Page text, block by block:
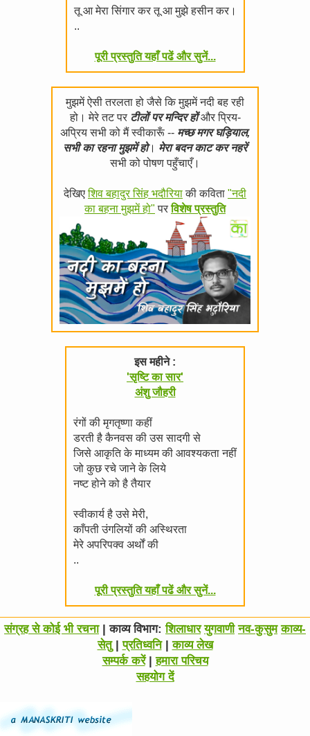
तू आ मेरा सिंगार कर तू आ मुझे हसीन कर।
..
पूरी प्रस्तुति यहाँ पढें और सुनें...
मुझमें ऐसी तरलता हो जैसे कि मुझमें नदी बह रही
हो। मेरे तट पर टीलों पर मन्दिर होंऔर प्रिय-
अप्रिय सभी को मैं स्वीकारूँ -- मच्छ मगर घड़ियाल,
सभी का रहना मुझमें हो। मेरा बदन काट कर नहरें
सभी को पोषण पहुँचाएँ।
देखिएशिव बहादुर सिंह भदौरियाकी कविता "नदी
का बहना मुझमें हो" परविशेष प्रस्तुति
इस महीने :
'सृष्टि का सार'
अंशु जौहरी
रंगों की मृगतृष्णा कहीं
डरती है कैनवस की उस सादगी से
जिसे आकृति के माध्यम की आवश्यकता नहीं
जो कुछ रचे जाने के लिये
नष्ट होने को है तैयार
स्वीकार्य है उसे मेरी,
काँपती उंगलियों की अस्थिरता
मेरे अपरिपक्व अर्थों की
..
पूरी प्रस्तुति यहाँ पढें और सुनें...
संग्रह से कोई भी रचना| काव्य विभाग:शिलाधार युगवाणी नव-कुसुम काव्य-
सेतु|प्रतिध्वनि|काव्य लेख
सम्पर्क करें|हमारा परिचय
सहयोग दें